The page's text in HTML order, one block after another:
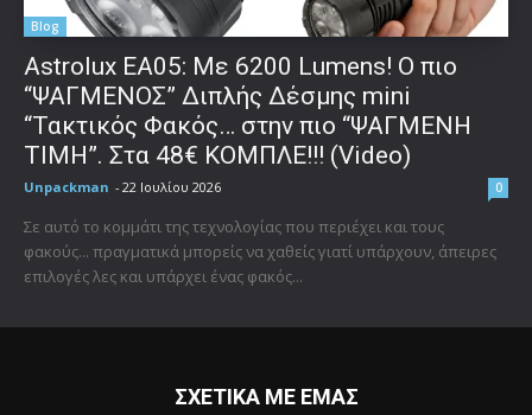
Blog
Astrolux ΕΑ05: Με 6200 Lumens! Ο πιο
“ΨΑΓΜΕΝΟΣ” Διπλής Δέσμης mini
“Τακτικός Φακός… στην πιο “ΨΑΓΜΕΝΗ
ΤΙΜΗ”. Στα 48€ ΚΟΜΠΛΕ!!! (Video)
Unpackman - 22 Ιουλίου 2026 0
Σε αυτό το κομμάτι της τεχνολογίας που περιέχει και τους
φακούς... πραγματικά μπορείς να χαθείς γιατί υπάρχουν, άπειρες
επιλογές λες και υπάρχει ένας φακός...
ΣΧΕΤΙΚΑ ΜΕ ΕΜΑΣ